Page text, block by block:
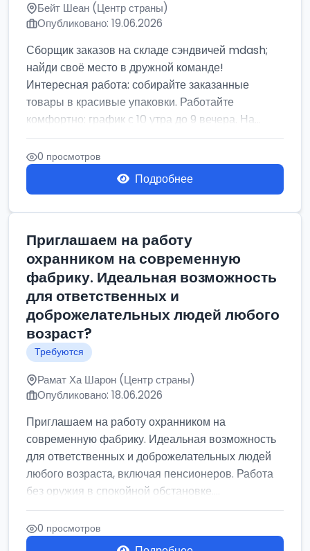
Бейт Шеан (Центр страны)
Опубликовано: 19.06.2026
Сборщик заказов на складе сэндвичей mdash;
найди своё место в дружной команде!
Интересная работа: собирайте заказанные
товары в красивые упаковки. Работайте
комфортно: график с 10 утра до 9 вечера. На...
0 просмотров
Подробнее
Приглашаем на работу
охранником на современную
фабрику. Идеальная возможность
для ответственных и
доброжелательных людей любого
возраст?
Требуются
Рамат Ха Шарон (Центр страны)
Опубликовано: 18.06.2026
Приглашаем на работу охранником на
современную фабрику. Идеальная возможность
для ответственных и доброжелательных людей
любого возраста, включая пенсионеров. Работа
без оружия в спокойной обстановке....
0 просмотров